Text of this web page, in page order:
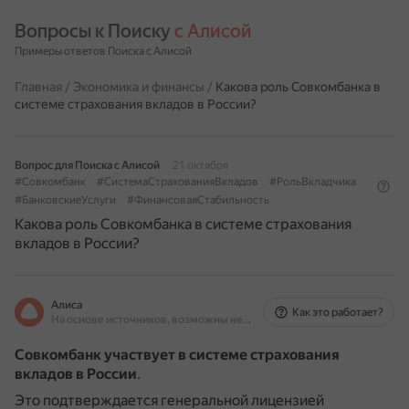
Вопросы к Поиску с Алисой
Примеры ответов Поиска с Алисой
Главная / Экономика и финансы / Какова роль Совкомбанка в
системе страхования вкладов в России?
Вопрос для Поиска с Алисой
21 октября
#Совкомбанк
#СистемаСтрахованияВкладов
#РольВкладчика
#БанковскиеУслуги
#ФинансоваяСтабильность
Какова роль Совкомбанка в системе страхования
вкладов в России?
Алиса
На основе источников, возможны неточности
Как это работает?
Совкомбанк участвует в системе страхования
вкладов в России.
Это подтверждается генеральной лицензией